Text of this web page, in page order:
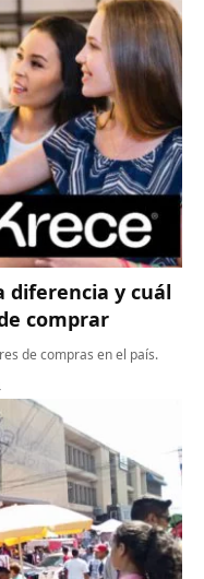
diferencia y cuál
comprar
de compras en el país.